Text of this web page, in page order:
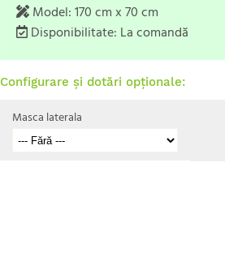
Model:170 cm x 70 cm
Disponibilitate: La comandă
Configurare și dotări opționale:
Masca laterala